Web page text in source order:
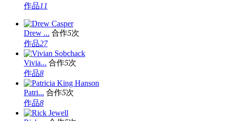
作品11
Drew ... 合作5次
作品27
Vivia... 合作5次
作品8
Patri... 合作5次
作品8